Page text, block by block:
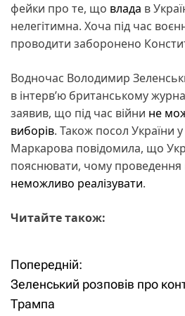
фейки про те, що влада в
нелегітимна. Хоча під час
проводити заборонено
Водночас Володимир
в інтерв’ю британському
заявив, що під час війни не
виборів. Також посол України
Маркарова повідомила, що
пояснювати, чому проведення
неможливо реалізувати.
Читайте також:
Н
а
Попередній:
Зеленський розповів про
Трампа